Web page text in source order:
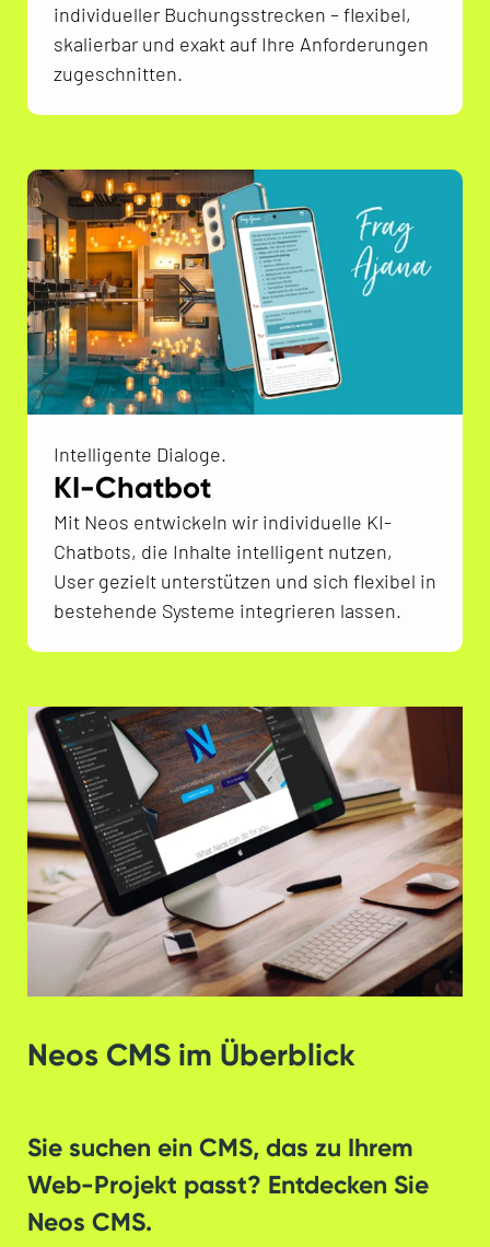
individueller Buchungsstrecken – flexibel,
skalierbar und exakt auf Ihre Anforderungen
zugeschnitten.
Intelligente Dialoge.
KI-Chatbot
Mit Neos entwickeln wir individuelle KI-
Chatbots, die Inhalte intelligent nutzen,
User gezielt unterstützen und sich flexibel in
bestehende Systeme integrieren lassen.
Neos CMS im Überblick
Sie suchen ein CMS, das zu Ihrem
Web-Projekt passt? Entdecken Sie
Neos CMS.